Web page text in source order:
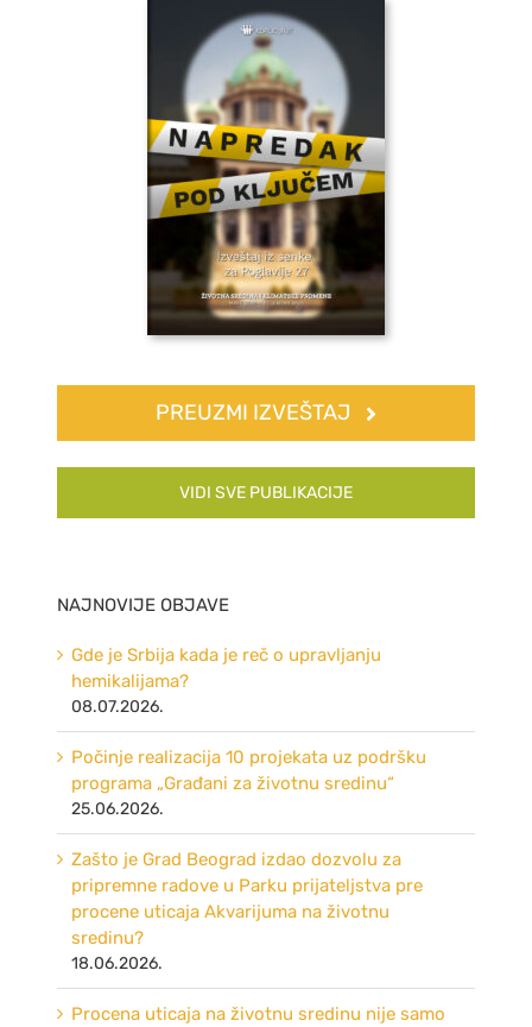
PREUZMI IZVEŠTAJ
VIDI SVE PUBLIKACIJE
NAJNOVIJE OBJAVE
Gde je Srbija kada je reč o upravljanju
hemikalijama?
08.07.2026.
Počinje realizacija 10 projekata uz podršku
programa „Građani za životnu sredinu“
25.06.2026.
Zašto je Grad Beograd izdao dozvolu za
pripremne radove u Parku prijateljstva pre
procene uticaja Akvarijuma na životnu
sredinu?
18.06.2026.
Procena uticaja na životnu sredinu nije samo